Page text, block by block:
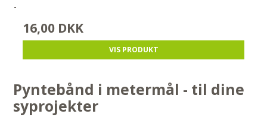
-
16,00 DKK
VIS PRODUKT
Pyntebånd i metermål - til dine
syprojekter